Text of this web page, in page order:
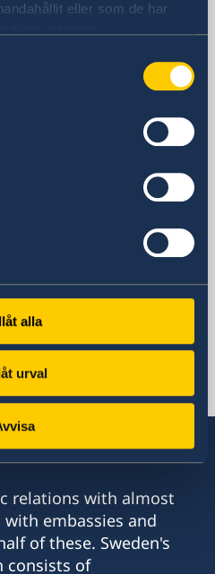
eller som de har
alla
urval
Monrovia
relations with almost
embassies and
of these. Sweden's
consists of